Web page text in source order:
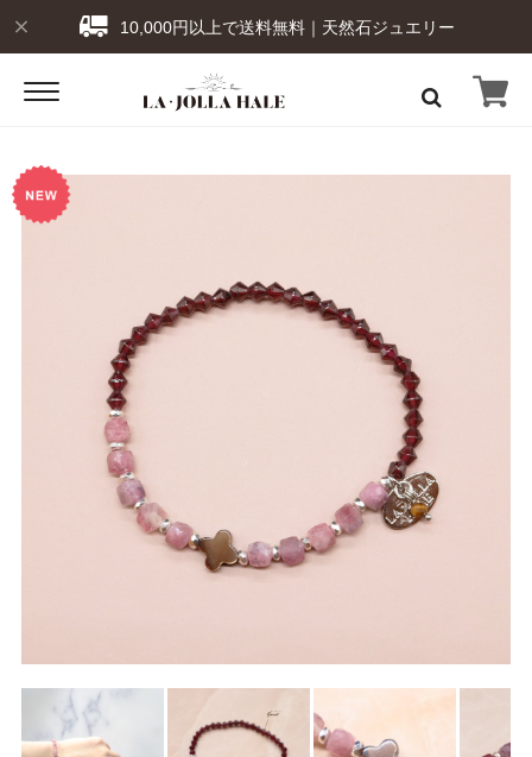
10,000円以上で送料無料｜天然石ジュエリー